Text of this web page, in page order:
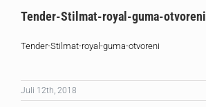
Tender-Stilmat-royal-guma-otvoreni
Tender-Stilmat-royal-guma-otvoreni
Juli 12th, 2018